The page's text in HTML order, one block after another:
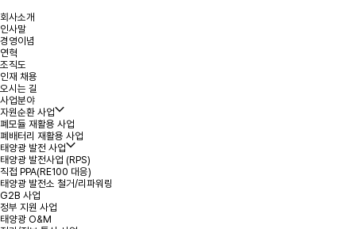
회사소개
인사말
경영이념
연혁
조직도
인재 채용
오시는 길
사업분야
자원순환 사업
폐모듈 재활용 사업
폐배터리 재활용 사업
태양광 발전 사업
태양광 발전사업 (RPS)
직접 PPA(RE100 대응)
태양광 발전소 철거/리파워링
G2B 사업
정부 지원 사업
태양광 O&M
*
*
*용량
*연락처
*지역 또는 주소